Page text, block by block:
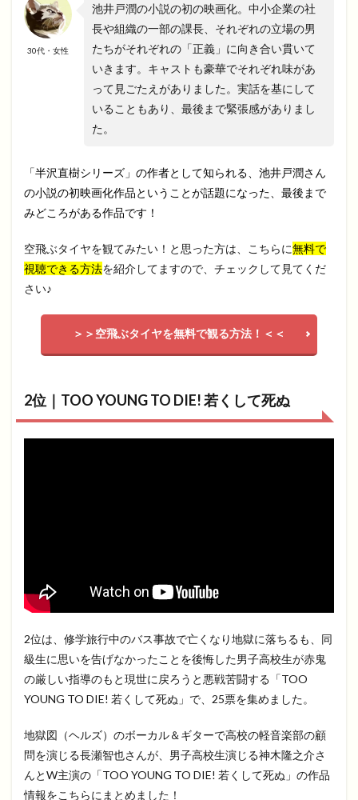
30代・女性
池井戸潤の小説の初の映画化。中小企業の社
長や組織の一部の課長、それぞれの立場の男
たちがそれぞれの「正義」に向き合い貫いて
いきます。キャストも豪華でそれぞれ味があ
って見ごたえがありました。実話を基にして
いることもあり、最後まで緊張感がありまし
た。
「半沢直樹シリーズ」の作者として知られる、池井戸潤さん
の小説の初映画化作品ということが話題になった、最後まで
みどころがある作品です！
空飛ぶタイヤを観てみたい！と思った方は、こちらに無料で
視聴できる方法を紹介してますので、チェックして見てくだ
さい♪
＞＞空飛ぶタイヤを無料で観る方法！＜＜
2位｜TOO YOUNG TO DIE! 若くして死ぬ
2位は、修学旅行中のバス事故で亡くなり地獄に落ちるも、同
級生に思いを告げなかったことを後悔した男子高校生が赤鬼
の厳しい指導のもと現世に戻ろうと悪戦苦闘する「TOO
YOUNG TO DIE! 若くして死ぬ」で、25票を集めました。
地獄図（ヘルズ）のボーカル＆ギターで高校の軽音楽部の顧
問を演じる長瀬智也さんが、男子高校生演じる神木隆之介さ
んとW主演の「TOO YOUNG TO DIE! 若くして死ぬ」の作品
情報をこちらにまとめました！